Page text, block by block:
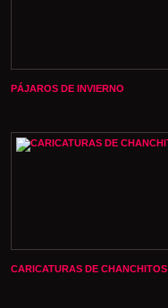
PÁJAROS DE INVIERNO
CARICATURAS DE CHANCHITOS